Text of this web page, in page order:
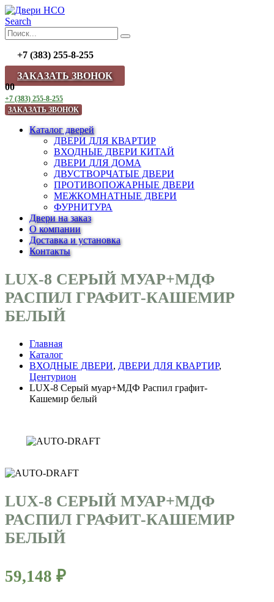
Search
+7 (383) 255-8-255
ЗАКАЗАТЬ ЗВОНОК
00
+7 (383) 255-8-255
ЗАКАЗАТЬ ЗВОНОК
Каталог дверей
ДВЕРИ ДЛЯ КВАРТИР
ВХОДНЫЕ ДВЕРИ КИТАЙ
ДВЕРИ ДЛЯ ДОМА
ДВУСТВОРЧАТЫЕ ДВЕРИ
ПРОТИВОПОЖАРНЫЕ ДВЕРИ
МЕЖКОМНАТНЫЕ ДВЕРИ
ФУРНИТУРА
Двери на заказ
О компании
Доставка и установка
Контакты
LUX-8 СЕРЫЙ МУАР+МДФ
РАСПИЛ ГРАФИТ-КАШЕМИР
БЕЛЫЙ
Главная
Каталог
ВХОДНЫЕ ДВЕРИ, ДВЕРИ ДЛЯ КВАРТИР,
Центурион
LUX-8 Серый муар+МДФ Распил графит-
Кашемир белый
LUX-8 СЕРЫЙ МУАР+МДФ
РАСПИЛ ГРАФИТ-КАШЕМИР
БЕЛЫЙ
59,148 ₽